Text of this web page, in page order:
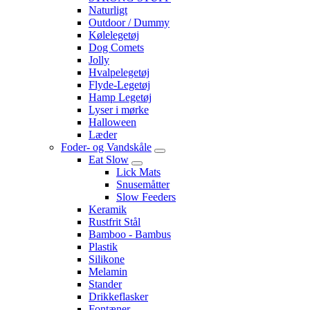
Naturligt
Outdoor / Dummy
Kølelegetøj
Dog Comets
Jolly
Hvalpelegetøj
Flyde-Legetøj
Hamp Legetøj
Lyser i mørke
Halloween
Læder
Foder- og Vandskåle
Eat Slow
Lick Mats
Snusemåtter
Slow Feeders
Keramik
Rustfrit Stål
Bamboo - Bambus
Plastik
Silikone
Melamin
Stander
Drikkeflasker